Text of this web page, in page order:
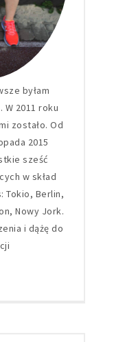
byłam
2011 roku
zostało. Od
2015
sześć
w skład
Tokio, Berlin,
Nowy Jork.
i dążę do